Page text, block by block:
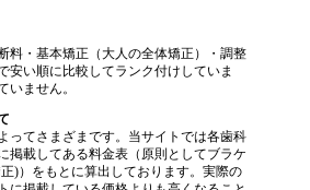
料・基本矯正（大人の全体矯正）・調整
安い順に比較してランク付けしていま
いません。
ってさまざまです。当サイトでは各歯科
掲載してある料金表（原則としてブラケ
)）をもとに算出しております。実際の